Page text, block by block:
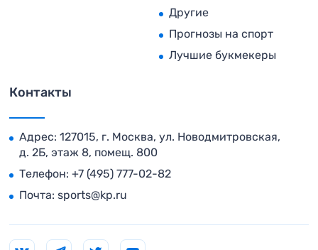
Другие
Прогнозы на спорт
Лучшие букмекеры
Контакты
Адрес: 127015, г. Москва, ул. Новодмитровская,
д. 2Б, этаж 8, помещ. 800
Телефон: +7 (495) 777-02-82
Почта: sports@kp.ru